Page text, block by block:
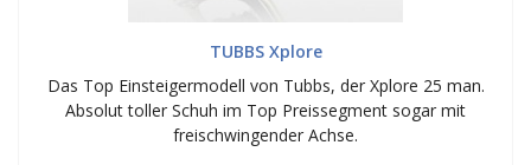
TUBBS Xplore
Das Top Einsteigermodell von Tubbs, der Xplore 25 man.
Absolut toller Schuh im Top Preissegment sogar mit
freischwingender Achse.